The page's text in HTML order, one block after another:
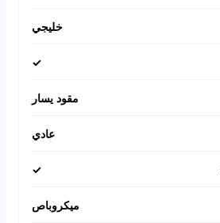
خليجي
✓
مقود يسار
عادي
✓
ميكروباص